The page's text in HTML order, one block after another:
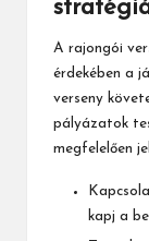
A rajongói
érdekében a
verseny
pályázatok
megfelelően
kapj a